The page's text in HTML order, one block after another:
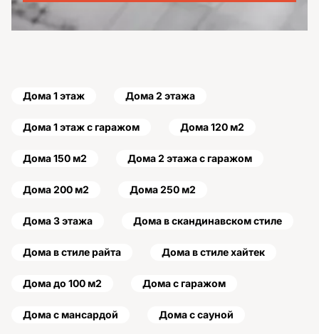
Дома 1 этаж Дома 2 этажа
Дома 1 этаж с гаражом Дома 120 м2
Дома 150 м2 Дома 2 этажа с гаражом
Дома 200 м2 Дома 250 м2
Дома 3 этажа Дома в скандинавском стиле
Дома в стиле райта Дома в стиле хайтек
Дома до 100 м2 Дома с гаражом
Дома с мансардой Дома с сауной